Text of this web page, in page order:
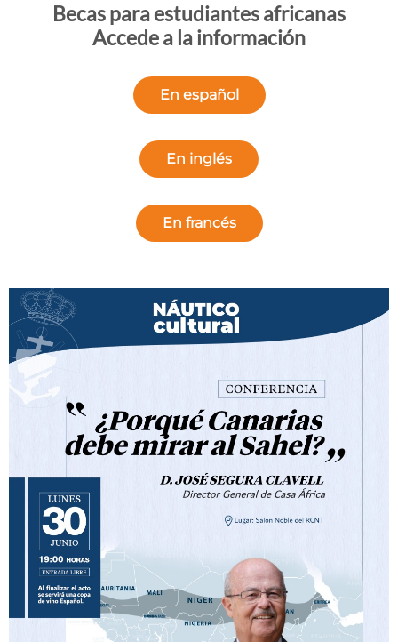
Becas para estudiantes africanas
Accede a la información
En español
En inglés
En francés